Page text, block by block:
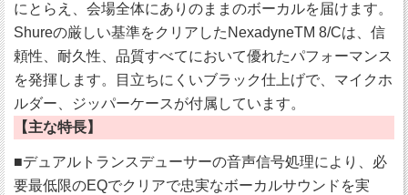
にとらえ、会場全体にありのままのボーカルを届けます。
Shureの厳しい基準をクリアしたNexadyneTM 8/Cは、信
頼性、耐久性、品質すべてにおいて優れたパフォーマンス
を発揮します。目立ちにくいブラック仕上げで、マイクホ
ルダー、ジッパーケースが付属しています。
【主な特長】
■デュアルトランスデューサーの音声信号処理により、必
要最低限のEQでクリアで忠実なボーカルサウンドを実